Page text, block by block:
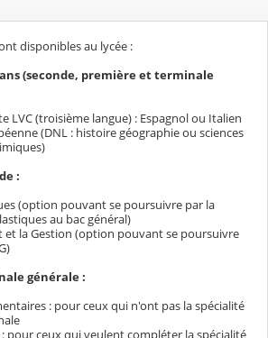
disponibles au lycée :
(seconde, première et terminale
LVC (troisième langue) : Espagnol ou Italien
(DNL : histoire géographie ou sciences
:
(option pouvant se poursuivre par la
au bac général)
et la Gestion (option pouvant se poursuivre
générale :
: pour ceux qui n'ont pas la spécialité
pour ceux qui veulent compléter la spécialité